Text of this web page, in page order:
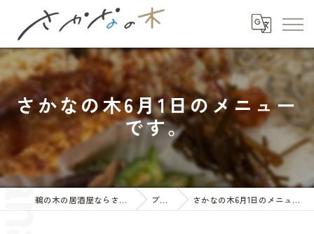
さかなの木6月1日のメニュー
です。
鵜の木の居酒屋ならさかなの木 ブログ さかなの木6月1日のメニューです。